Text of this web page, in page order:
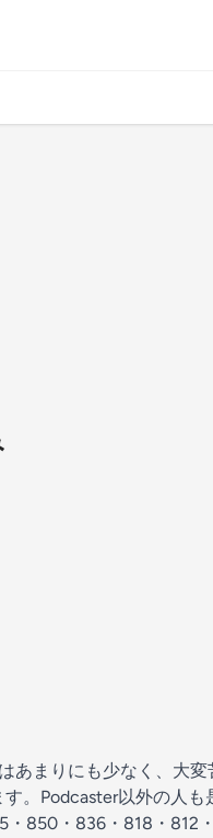
あまりにも少なく、大
。Podcaster以外の人も
850・836・818・812